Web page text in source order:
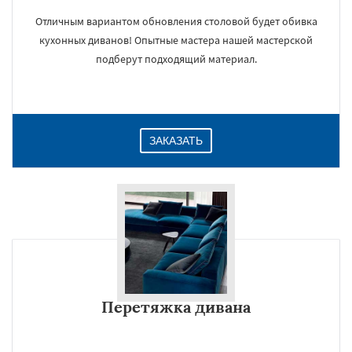
Отличным вариантом обновления столовой будет обивка
кухонных диванов! Опытные мастера нашей мастерской
подберут подходящий материал.
ЗАКАЗАТЬ
Перетяжка дивана